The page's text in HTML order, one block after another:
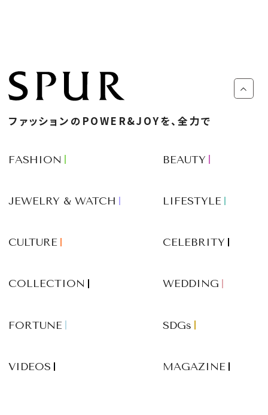
ファッションのPOWER&JOYを、全力で
FASHION BEAUTY
JEWELRY & WATCH LIFESTYLE
CULTURE CELEBRITY
COLLECTION WEDDING
FORTUNE SDGs
VIDEOS MAGAZINE